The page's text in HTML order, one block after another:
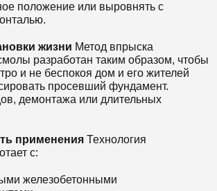
положение или выровнять с
жизни Метод впрыска
разработан таким образом, чтобы
и не беспокоя дом и его жителей
просевший фундамент.
демонтажа или длительных
применения Технология
с:
железобетонными